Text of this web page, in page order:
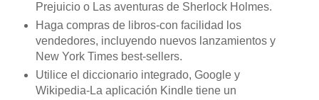
Prejuicio o Las aventuras de Sherlock Holmes.
Haga compras de libros-con facilidad los
vendedores, incluyendo nuevos lanzamientos y
New York Times best-sellers.
Utilice el diccionario integrado, Google y
Wikipedia-La aplicación Kindle tiene un